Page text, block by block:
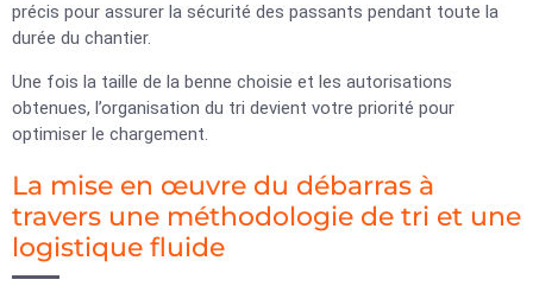
précis pour assurer la sécurité des passants pendant toute la
durée du chantier.
Une fois la taille de la benne choisie et les autorisations
obtenues, l’organisation du tri devient votre priorité pour
optimiser le chargement.
La mise en œuvre du débarras à
travers une méthodologie de tri et une
logistique fluide